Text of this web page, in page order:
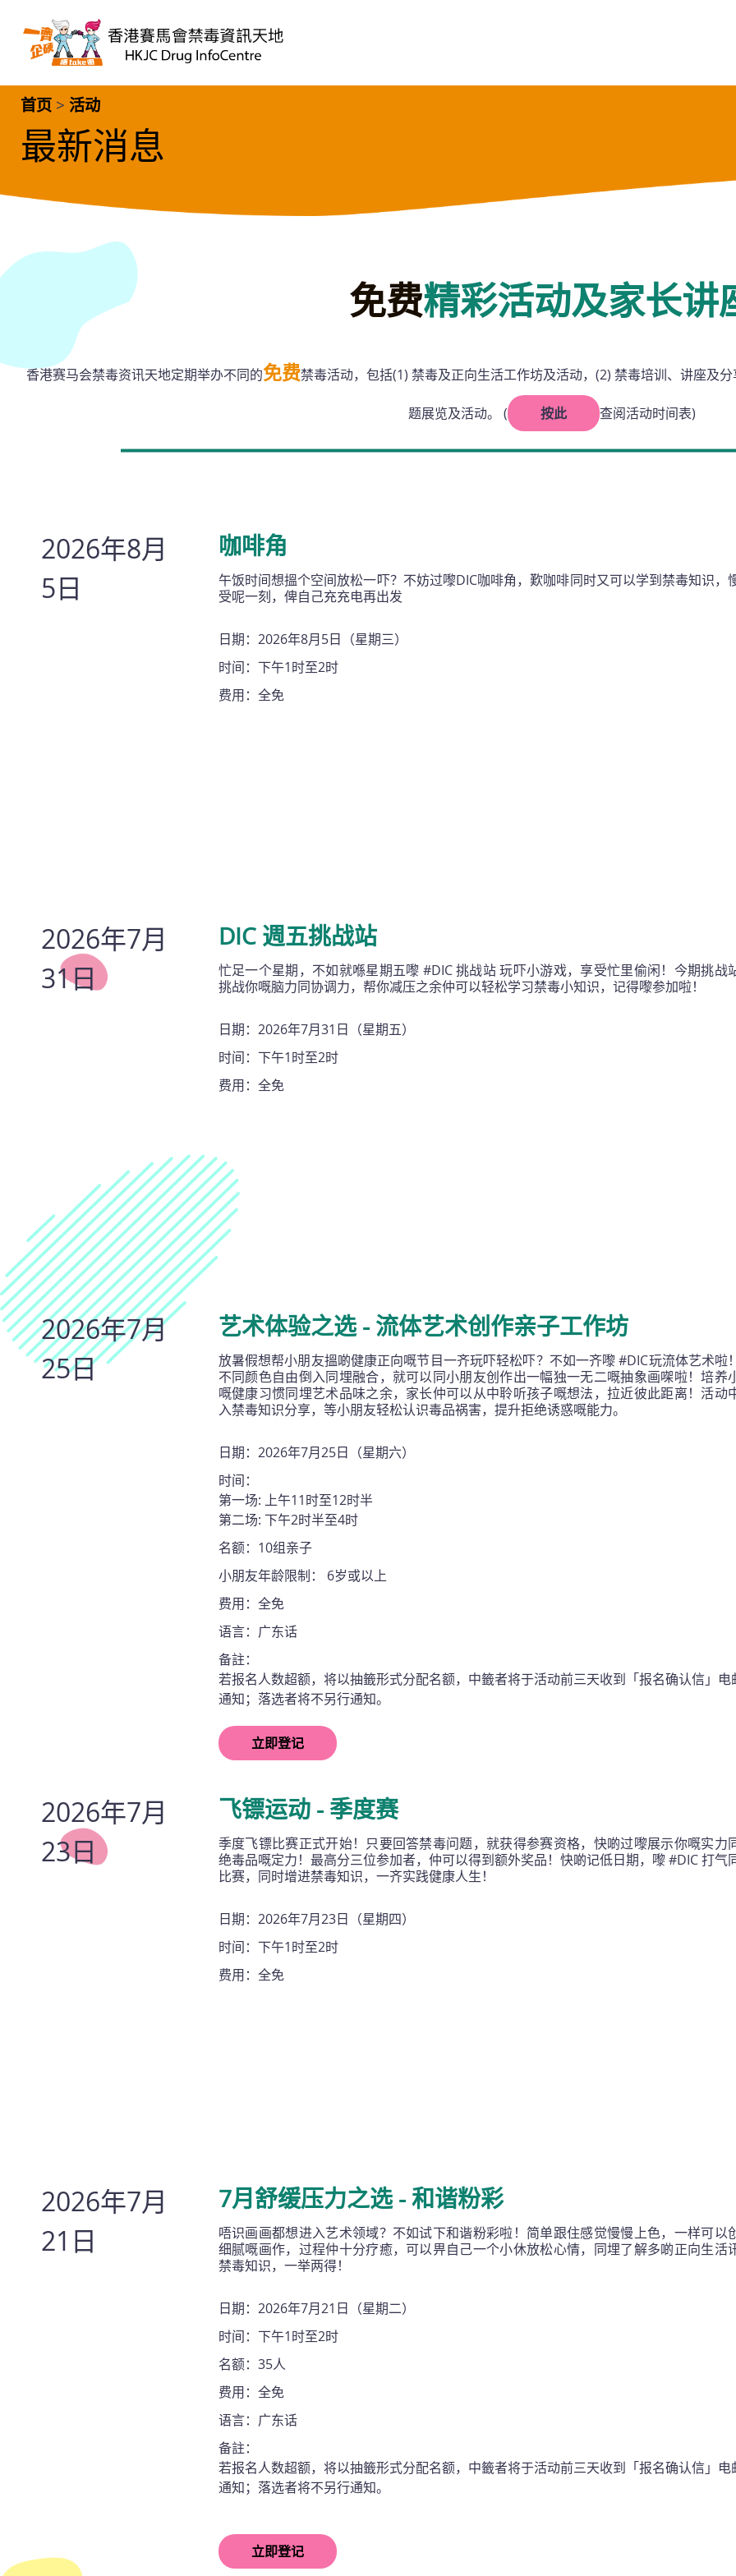
首页 > 活动
最新消息
免费精彩活动及家长讲
香港赛马会禁毒资讯天地定期举办不同的免费禁毒活动，包括(1) 禁毒及正向生活工作坊及活动，(2) 禁毒培训、讲座及
题展览及活动。 ( 按此 查阅活动时间表)
2026年8月
5日
咖啡角
午饭时间想搵个空间放松一吓？不妨过嚟DIC咖啡角，歎咖啡同时又可以学到禁毒知识，
受呢一刻，俾自己充充电再出发
日期：2026年8月5日（星期三）
时间：下午1时至2时
费用：全免
2026年7月
31日
DIC 週五挑战站
忙足一个星期，不如就喺星期五嚟 #DIC 挑战站 玩吓小游戏，享受忙里偷闲！今期挑战
挑战你嘅脑力同协调力，帮你减压之余仲可以轻松学习禁毒小知识，记得嚟参加啦！
日期：2026年7月31日（星期五）
时间：下午1时至2时
费用：全免
2026年7月
25日
艺术体验之选 - 流体艺术创作亲子工作坊
放暑假想帮小朋友搵啲健康正向嘅节目一齐玩吓轻松吓？不如一齐嚟 #DIC玩流体艺术啦
不同颜色自由倒入同埋融合，就可以同小朋友创作出一幅独一无二嘅抽象画㗎啦！培养
嘅健康习惯同埋艺术品味之余，家长仲可以从中聆听孩子嘅想法，拉近彼此距离！活动
入禁毒知识分享，等小朋友轻松认识毒品祸害，提升拒绝诱惑嘅能力。
日期：2026年7月25日（星期六）
时间：
第一场: 上午11时至12时半
第二场: 下午2时半至4时
名额：10组亲子
小朋友年龄限制： 6岁或以上
费用：全免
语言：广东话
备註：
若报名人数超额，将以抽籤形式分配名额，中籤者将于活动前三天收到「报名确认信」电
通知；落选者将不另行通知。
立即登记
2026年7月
23日
飞镖运动 - 季度赛
季度飞镖比赛正式开始！只要回答禁毒问题，就获得参赛资格，快啲过嚟展示你嘅实力
绝毒品嘅定力！最高分三位参加者，仲可以得到额外奖品！快啲记低日期，嚟 #DIC 打气
比赛，同时增进禁毒知识，一齐实践健康人生！
日期：2026年7月23日（星期四）
时间：下午1时至2时
费用：全免
2026年7月
21日
7月舒缓压力之选 - 和谐粉彩
唔识画画都想进入艺术领域？不如试下和谐粉彩啦！简单跟住感觉慢慢上色，一样可以
细腻嘅画作，过程仲十分疗癒，可以畀自己一个小休放松心情，同埋了解多啲正向生活
禁毒知识，一举两得！
日期：2026年7月21日（星期二）
时间：下午1时至2时
名额：35人
费用：全免
语言：广东话
备註：
若报名人数超额，将以抽籤形式分配名额，中籤者将于活动前三天收到「报名确认信」电
通知；落选者将不另行通知。
立即登记